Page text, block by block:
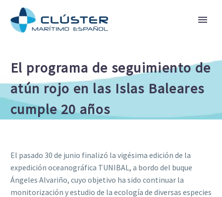
El programa de seguimiento de
atún rojo en las Islas Baleares
cumple 20 años
El pasado 30 de junio finalizó la vigésima edición de la
expedición oceanográfica TUNIBAL, a bordo del buque
Ángeles Alvariño, cuyo objetivo ha sido continuar la
monitorización y estudio de la ecología de diversas especies